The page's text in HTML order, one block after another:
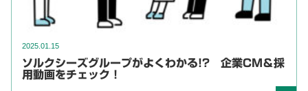
2025.01.15
ソルクシーズグループがよくわかる!? 企業CM＆採
用動画をチェック！